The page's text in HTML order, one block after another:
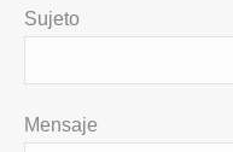
Sujeto
Mensaje